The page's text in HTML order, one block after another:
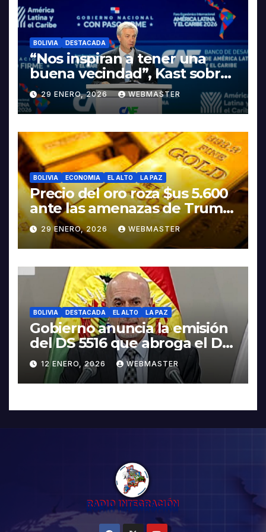
BOLIVIA DESTACADA
“Nos inspiran a tener una
buena vecindad”, Kast sobre
discurso del presidente
Rodrigo Paz
29 ENERO, 2026 WEBMASTER
BOLIVIA ECONOMIA EL ALTO LA PAZ
Precio del oro roza $us 5.600
ante las amenazas de Trump
contra Irán
29 ENERO, 2026 WEBMASTER
BOLIVIA DESTACADA EL ALTO LA PAZ
Gobierno anuncia la emisión
del DS 5516 que abroga el DS
5503
12 ENERO, 2026 WEBMASTER